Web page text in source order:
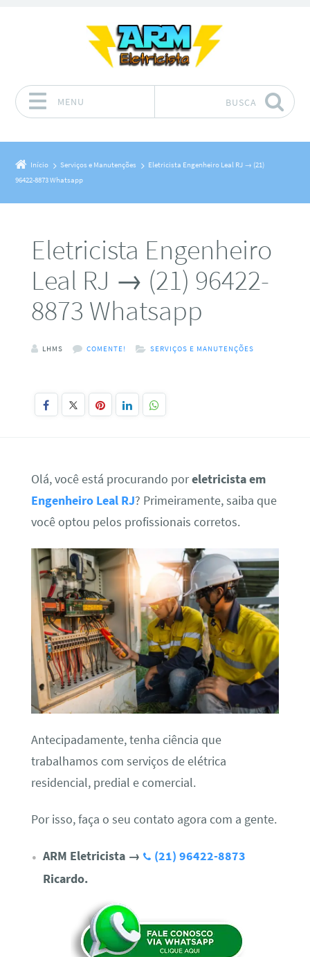
MENU BUSCA
Início Serviços e Manutenções
Eletricista Engenheiro Leal RJ → (21)
96422-8873 Whatsapp
Eletricista Engenheiro
Leal RJ → (21) 96422-
8873 Whatsapp
LHMS COMENTE! SERVIÇOS E MANUTENÇÕES
Olá, você está procurando poreletricista em
Engenheiro Leal RJ? Primeiramente, saiba que
você optou pelos profissionais corretos.
Antecipadamente, tenha ciência que
trabalhamos com serviços de elétrica
residencial, predial e comercial.
Por isso, faça o seu contato agora com a gente.
ARM Eletricista →
(21) 96422-8873
Ricardo.